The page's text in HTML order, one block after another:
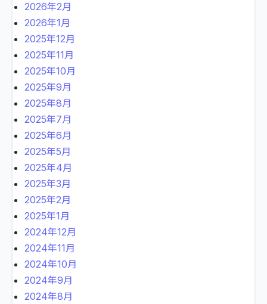
2026年2月
2026年1月
2025年12月
2025年11月
2025年10月
2025年9月
2025年8月
2025年7月
2025年6月
2025年5月
2025年4月
2025年3月
2025年2月
2025年1月
2024年12月
2024年11月
2024年10月
2024年9月
2024年8月